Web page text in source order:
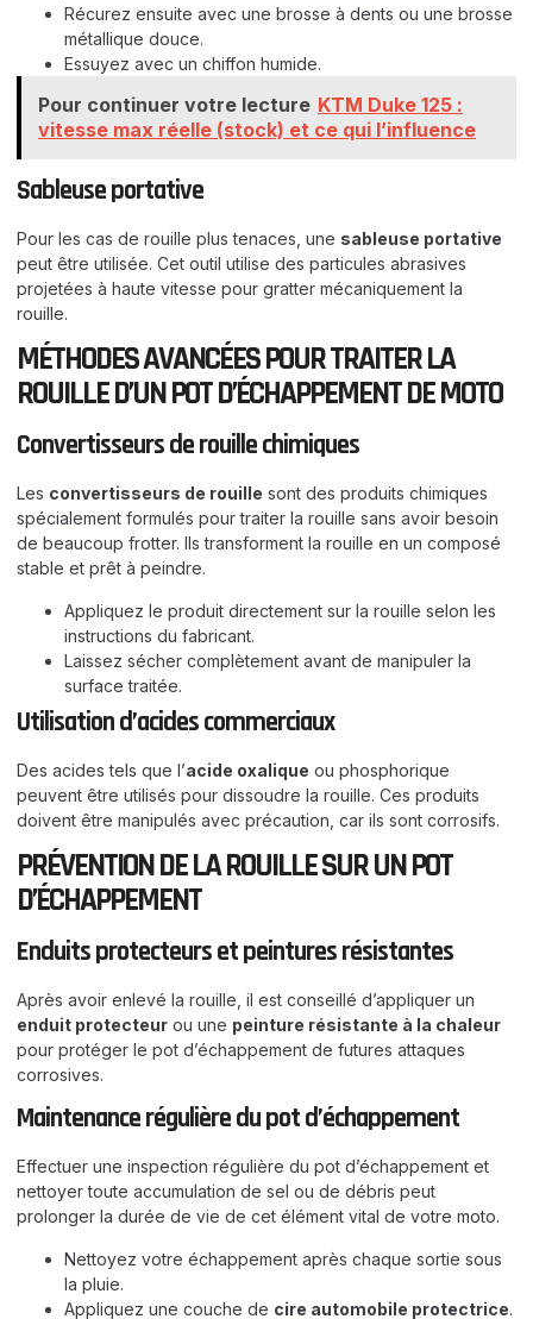
Récurez ensuite avec une brosse à dents ou une brosse
métallique douce.
Essuyez avec un chiffon humide.
Pour continuer votre lecture KTM Duke 125 :
vitesse max réelle (stock) et ce qui l’influence
Sableuse portative
Pour les cas de rouille plus tenaces, une sableuse portative
peut être utilisée. Cet outil utilise des particules abrasives
projetées à haute vitesse pour gratter mécaniquement la
rouille.
MÉTHODES AVANCÉES POUR TRAITER LA
ROUILLE D’UN POT D’ÉCHAPPEMENT DE MOTO
Convertisseurs de rouille chimiques
Les convertisseurs de rouille sont des produits chimiques
spécialement formulés pour traiter la rouille sans avoir besoin
de beaucoup frotter. Ils transforment la rouille en un composé
stable et prêt à peindre.
Appliquez le produit directement sur la rouille selon les
instructions du fabricant.
Laissez sécher complètement avant de manipuler la
surface traitée.
Utilisation d’acides commerciaux
Des acides tels que l’acide oxalique ou phosphorique
peuvent être utilisés pour dissoudre la rouille. Ces produits
doivent être manipulés avec précaution, car ils sont corrosifs.
PRÉVENTION DE LA ROUILLE SUR UN POT
D’ÉCHAPPEMENT
Enduits protecteurs et peintures résistantes
Après avoir enlevé la rouille, il est conseillé d’appliquer un
enduit protecteur ou une peinture résistante à la chaleur
pour protéger le pot d’échappement de futures attaques
corrosives.
Maintenance régulière du pot d’échappement
Effectuer une inspection régulière du pot d’échappement et
nettoyer toute accumulation de sel ou de débris peut
prolonger la durée de vie de cet élément vital de votre moto.
Nettoyez votre échappement après chaque sortie sous
la pluie.
Appliquez une couche de cire automobile protectrice.